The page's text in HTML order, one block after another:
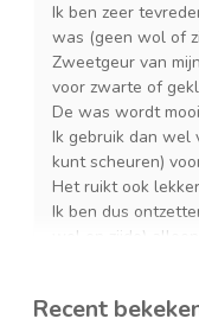
Ik ben zeer
was (geen wol of
Zweetgeur van
voor zwarte of
De was wordt
Ik gebruik dan wel
kunt scheuren)
Het ruikt ook
Ik ben dus
wol en zijde)
"noodgedwongen"
Recent